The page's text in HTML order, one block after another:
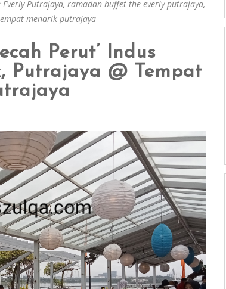
Putrajaya, ramadan buffet the everly putrajaya,
menarik putrajaya
Perut’ Indus
Putrajaya @ Tempat